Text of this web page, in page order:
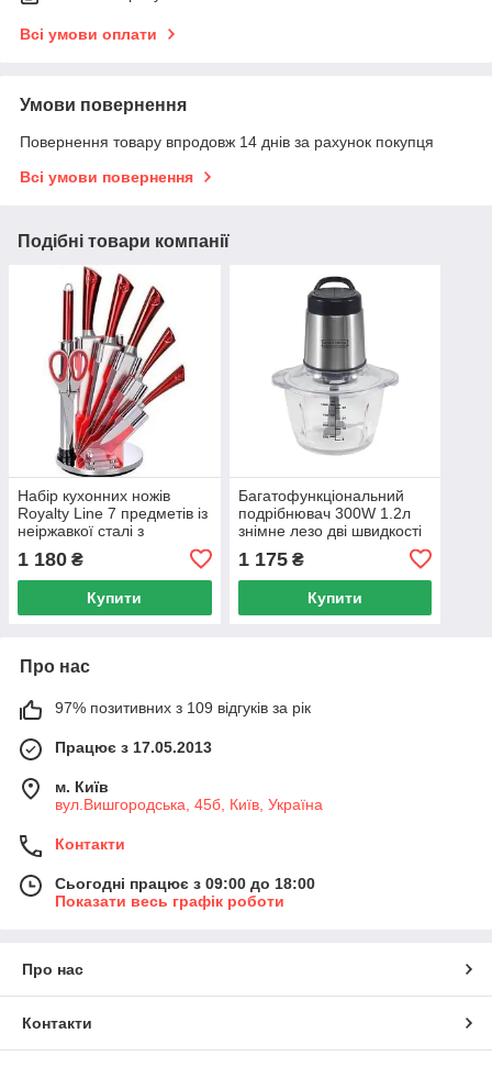
Всі умови оплати
Умови повернення
Повернення товару впродовж 14 днів за рахунок покупця
Всі умови повернення
Подібні товари компанії
Набір кухонних ножів
Royalty Line 7 предметів із
неіржавкої сталі з
підставкою і точилом для
ножів
1 180 ₴
Купити
Багатофункціональний
подрібнювач 300W 1.2л
знімне лезо дві швидкості
MCE300.34.1
1 175₴
Купити
Про нас
97% позитивних з 109 відгуків за рік
Працює з 17.05.2013
м. Київ
вул.Вишгородська, 45б, Київ, Україна
Контакти
Сьогодні працює з 09:00 до 18:00
Показати весь графік роботи
Про нас
Контакти